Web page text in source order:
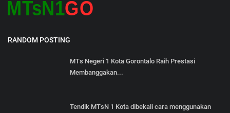
RANDOM POSTING
MTs Negeri 1 Kota Gorontalo Raih Prestasi
Membanggakan...
Tendik MTsN 1 Kota dibekali cara menggunakan